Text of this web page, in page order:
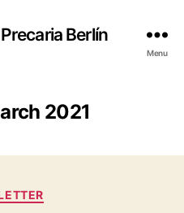
Berlín
Menu
2021
Categories